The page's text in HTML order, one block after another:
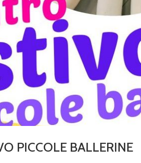
PICCOLE BALLERINE